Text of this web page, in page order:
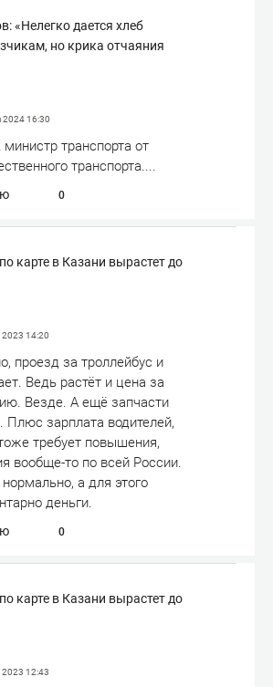
«Нелегко дается хлеб
но крика отчаяния
202416:30
транспорта от
транспорта....
0
карте в Казани вырастет до
2023 14:20
проезд за троллейбус и
Ведь растёт и цена за
Везде. А ещё запчасти
Плюс зарплата водителей,
требует повышения,
вообще-то по всей России.
а для этого
деньги.
0
карте в Казани вырастет до
2023 12:43